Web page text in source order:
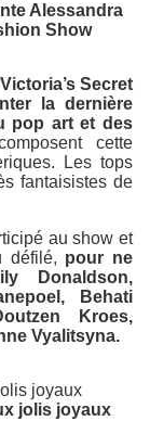
Alessandra
Show
Secret
la dernière
pop art et des
cette
Les tops
fantaisistes de
au show et
défilé, pour ne
Donaldson,
Behati
Kroes,
Vyalitsyna.
jolis joyaux